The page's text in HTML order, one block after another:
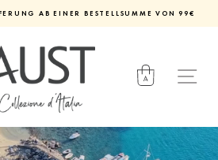
pausieren
AB EINER BESTELLSUMME VON 99€